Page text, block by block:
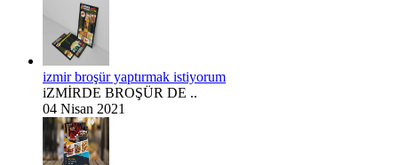
izmir broşür yaptırmak istiyorum
iZMİRDE BROŞÜR DE ..
04 Nisan 2021